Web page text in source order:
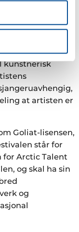
Riddu
Eni Norge
kunstnerisk
at artisten er
Goliat-lisensen,
står for
for Arctic Talent
og skal ha sin
og